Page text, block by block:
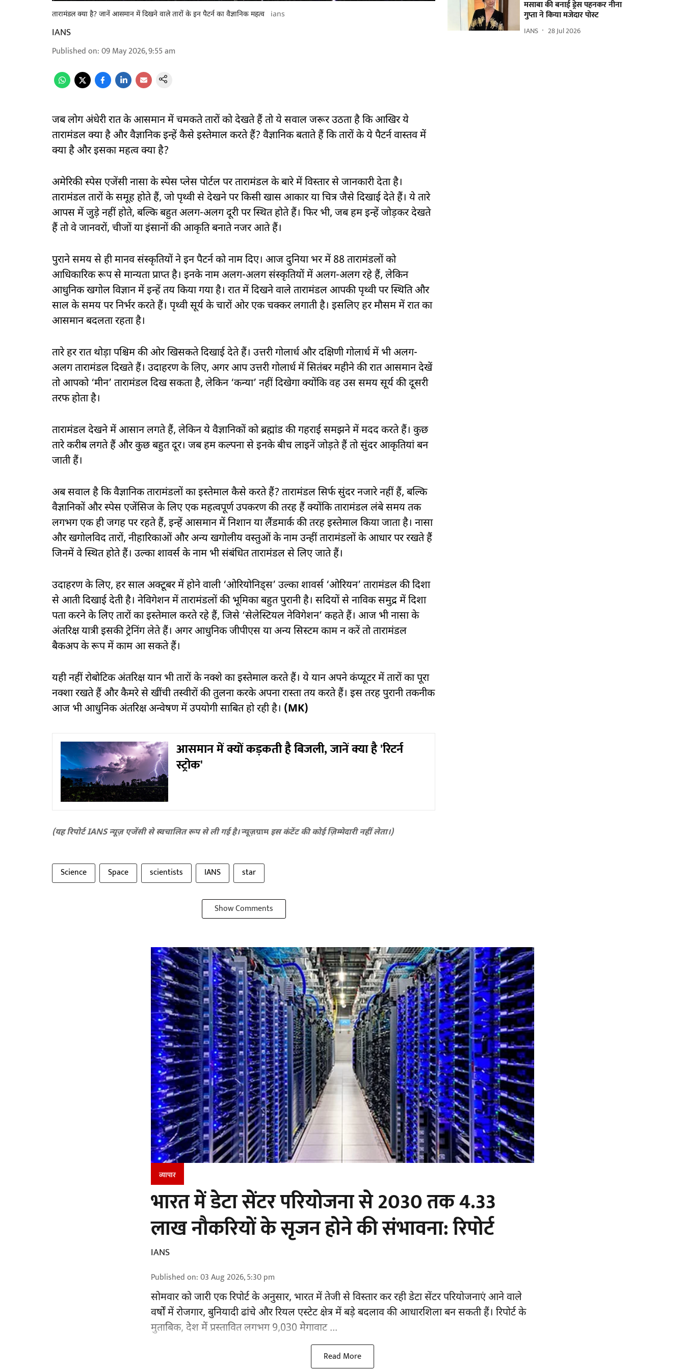
तारामंडल क्या है? जानें आसमान में दिखने वाले तारों के इन पैटर्न का वैज्ञानिक महत्व ians
IANS
Published on:09 May 2026, 9:55 am
जब लोग अंधेरी रात के आसमान में चमकते तारों को देखते हैं तो ये सवाल जरूर उठता है कि आखिर ये
तारामंडल क्या है और वैज्ञानिक इन्हें कैसे इस्तेमाल करते हैं? वैज्ञानिक बताते हैं कि तारों के ये पैटर्न वास्तव में
क्या है और इसका महत्व क्या है?
अमेरिकी स्पेस एजेंसी नासा के स्पेस प्लेस पोर्टल पर तारामंडल के बारे में विस्तार से जानकारी देता है।
तारामंडल तारों के समूह होते हैं, जो पृथ्वी से देखने पर किसी खास आकार या चित्र जैसे दिखाई देते हैं। ये तारे
आपस में जुड़े नहीं होते, बल्कि बहुत अलग-अलग दूरी पर स्थित होते हैं। फिर भी, जब हम इन्हें जोड़कर देखते
हैं तो वे जानवरों, चीजों या इंसानों की आकृति बनाते नजर आते हैं।
पुराने समय से ही मानव संस्कृतियों ने इन पैटर्न को नाम दिए। आज दुनिया भर में 88 तारामंडलों को
आधिकारिक रूप से मान्यता प्राप्त है। इनके नाम अलग-अलग संस्कृतियों में अलग-अलग रहे हैं, लेकिन
आधुनिक खगोल विज्ञान में इन्हें तय किया गया है। रात में दिखने वाले तारामंडल आपकी पृथ्वी पर स्थिति और
साल के समय पर निर्भर करते हैं। पृथ्वी सूर्य के चारों ओर एक चक्कर लगाती है। इसलिए हर मौसम में रात का
आसमान बदलता रहता है।
तारे हर रात थोड़ा पश्चिम की ओर खिसकते दिखाई देते हैं। उत्तरी गोलार्ध और दक्षिणी गोलार्ध में भी अलग-
अलग तारामंडल दिखते हैं। उदाहरण के लिए, अगर आप उत्तरी गोलार्ध में सितंबर महीने की रात आसमान देखें
तो आपको ‘मीन’ तारामंडल दिख सकता है, लेकिन ‘कन्या’ नहीं दिखेगा क्योंकि वह उस समय सूर्य की दूसरी
तरफ होता है।
तारामंडल देखने में आसान लगते हैं, लेकिन ये वैज्ञानिकों को ब्रह्मांड की गहराई समझने में मदद करते हैं। कुछ
तारे करीब लगते हैं और कुछ बहुत दूर। जब हम कल्पना से इनके बीच लाइनें जोड़ते हैं तो सुंदर आकृतियां बन
जाती हैं।
अब सवाल है कि वैज्ञानिक तारामंडलों का इस्तेमाल कैसे करते हैं? तारामंडल सिर्फ सुंदर नजारे नहीं हैं, बल्कि
वैज्ञानिकों और स्पेस एजेंसिज के लिए एक महत्वपूर्ण उपकरण की तरह हैं क्योंकि तारामंडल लंबे समय तक
लगभग एक ही जगह पर रहते हैं, इन्हें आसमान में निशान या लैंडमार्क की तरह इस्तेमाल किया जाता है। नासा
और खगोलविद तारों, नीहारिकाओं और अन्य खगोलीय वस्तुओं के नाम उन्हीं तारामंडलों के आधार पर रखते हैं
जिनमें वे स्थित होते हैं। उल्का शावर्स के नाम भी संबंधित तारामंडल से लिए जाते हैं।
उदाहरण के लिए, हर साल अक्टूबर में होने वाली ‘ओरियोनिड्स’ उल्का शावर्स ‘ओरियन’ तारामंडल की दिशा
से आती दिखाई देती है। नेविगेशन में तारामंडलों की भूमिका बहुत पुरानी है। सदियों से नाविक समुद्र में दिशा
पता करने के लिए तारों का इस्तेमाल करते रहे हैं, जिसे ‘सेलेस्टियल नेविगेशन’ कहते हैं। आज भी नासा के
अंतरिक्ष यात्री इसकी ट्रेनिंग लेते हैं। अगर आधुनिक जीपीएस या अन्य सिस्टम काम न करें तो तारामंडल
बैकअप के रूप में काम आ सकते हैं।
यही नहीं रोबोटिक अंतरिक्ष यान भी तारों के नक्शे का इस्तेमाल करते हैं। ये यान अपने कंप्यूटर में तारों का पूरा
नक्शा रखते हैं और कैमरे से खींची तस्वीरों की तुलना करके अपना रास्ता तय करते हैं। इस तरह पुरानी तकनीक
आज भी आधुनिक अंतरिक्ष अन्वेषण में उपयोगी साबित हो रही है। (MK)
आसमान में क्यों कड़कती है बिजली, जानें क्या है 'रिटर्न
स्ट्रोक'
(यह रिपोर्ट IANS न्यूज़ एजेंसी से स्वचालित रूप से ली गई है।न्यूज़ग्रामइस कंटेंट की कोई ज़िम्मेदारी नहीं लेता।)
Science Space scientists IANS star
Show Comments
मसाबा की बनाई ड्रेस पहनकर नीना
गुप्ता ने किया मजेदार पोस्ट
IANS 28 Jul 2026
व्यापार
भारत में डेटा सेंटर परियोजना से 2030 तक 4.33
लाख नौकरियों के सृजन होने की संभावना: रिपोर्ट
IANS
Published on:03 Aug 2026, 5:30 pm
सोमवार को जारी एक रिपोर्ट के अनुसार, भारत में तेजी से विस्तार कर रही डेटा सेंटर परियोजनाएं आने वाले
वर्षों में रोजगार, बुनियादी ढांचे और रियल एस्टेट क्षेत्र में बड़े बदलाव की आधारशिला बन सकती हैं। रिपोर्टके
मुताबिक, देश में प्रस्तावित लगभग 9,030 मेगावाट ...
Read More